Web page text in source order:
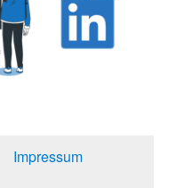
Impressum